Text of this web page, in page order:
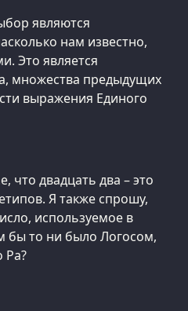
являются
нам известно,
Это является
множества предыдущих
выражения Единого
что двадцать два – это
Я также спрошу,
используемое в
бы то ни было Логосом,
Ра?